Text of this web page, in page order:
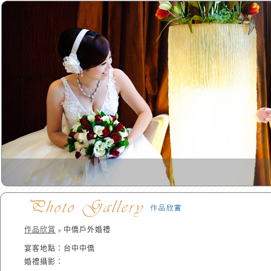
作品欣賞 中僑戶外婚禮
宴客地點：台中中僑
婚禮攝影：